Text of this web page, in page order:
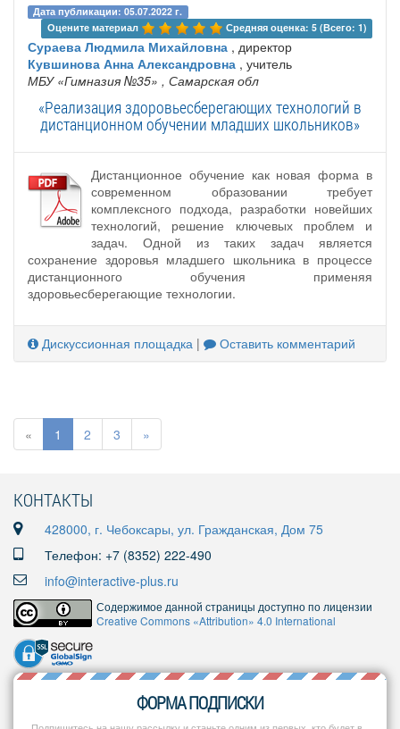
Дата публикации: 05.07.2022 г.
Оцените материал
Средняя оценка: 5 (Всего: 1)
Сураева Людмила Михайловна , директор
Кувшинова Анна Александровна , учитель
МБУ «Гимназия №35» , Самарская обл
«Реализация здоровьесберегающих технологий в
дистанционном обучении младших школьников»
Дистанционное обучение как новая форма в
современном образовании требует
комплексного подхода, разработки новейших
технологий, решение ключевых проблем и
задач. Одной из таких задач является
сохранение здоровья младшего школьника в процессе
дистанционного обучения применяя
здоровьесберегающие технологии.
Дискуссионная площадка | Оставить комментарий
« 1 2 3 »
КОНТАКТЫ
428000, г. Чебоксары, ул. Гражданская, Дом 75
Телефон: +7 (8352) 222-490
info@interactive-plus.ru
Содержимое данной страницы доступно по лицензии
Creative Commons «Attribution» 4.0 International
ФОРМА ПОДПИСКИ